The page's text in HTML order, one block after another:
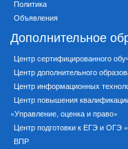
Политика
Объявления
Дополнительное
Центр сертифицированного
Центр дополнительного
Центр информационных
Центр повышения
«Управление, оценка и право»
Центр подготовки к ЕГЭ и ОГЭ
ВПР